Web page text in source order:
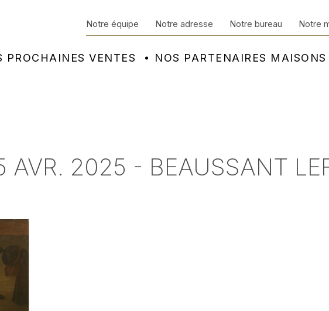
PROCHAINES VENTES NOS PARTENAIRES
Notre équipe Notre adresse Notre bureau Notre
AVR. 2025 - BEAUSSANT